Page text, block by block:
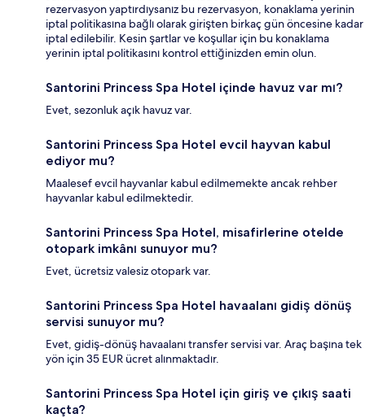
rezervasyon yaptırdıysanız bu rezervasyon, konaklama yerinin
iptal politikasına bağlı olarak girişten birkaç gün öncesine kadar
iptal edilebilir. Kesin şartlar ve koşullar için bu konaklama
yerinin iptal politikasını kontrol ettiğinizden emin olun.
Santorini Princess Spa Hotel içinde havuz var mı?
Evet, sezonluk açık havuz var.
Santorini Princess Spa Hotel evcil hayvan kabul
ediyor mu?
Maalesef evcil hayvanlar kabul edilmemekte ancak rehber
hayvanlar kabul edilmektedir.
Santorini Princess Spa Hotel, misafirlerine otelde
otopark imkânı sunuyor mu?
Evet, ücretsiz valesiz otopark var.
Santorini Princess Spa Hotel havaalanı gidiş dönüş
servisi sunuyor mu?
Evet, gidiş-dönüş havaalanı transfer servisi var. Araç başına tek
yön için 35 EUR ücret alınmaktadır.
Santorini Princess Spa Hotel için giriş ve çıkış saati
kaçta?